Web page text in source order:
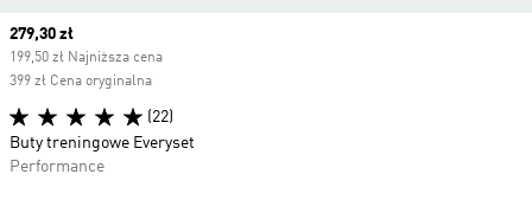
Current price
279,30 zł
199,50 zł Najniższa cena
399 zł Cena oryginalna
(22)
Buty treningowe Everyset
Performance